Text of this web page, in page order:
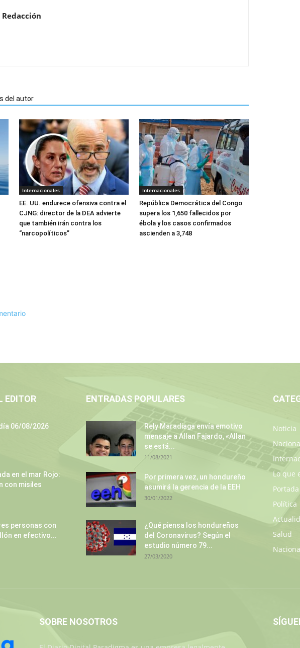
Redacción
del autor
Internacionales
EE. UU. endurece ofensiva contra el
CJNG: director de la DEA advierte
que también irán contra los
“narcopolíticos”
Internacionales
República Democrática del Congo
supera los 1,650 fallecidos por
ébola y los casos confirmados
ascienden a 3,748
EDITOR
06/08/2026
en el mar Rojo:
con misiles
personas con
en efectivo...
ENTRADAS POPULARES
Rely Maradiaga envía emotivo
mensaje a Allan Fajardo, «Allan
se está...
11/08/2021
Por primera vez, un hondureño
asumirá la gerencia de la EEH
30/01/2022
¿Qué piensa los hondureños
del Coronavirus? Según el
estudio número 79...
27/03/2020
Noticia
Lo que
Portada
Política
Salud
SOBRE NOSOTROS